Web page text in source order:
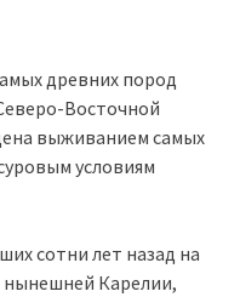
древних пород
Восточной
выживанием самых
условиям
сотни лет назад на
Карелии,